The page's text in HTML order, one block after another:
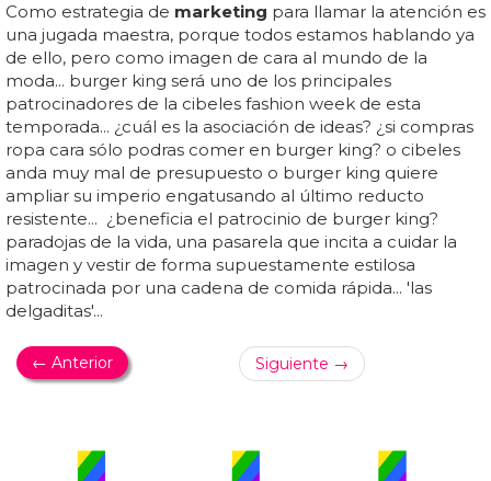
Como estrategia de marketing para llamar la atención es
una jugada maestra, porque todos estamos hablando ya
de ello, pero como imagen de cara al mundo de la
moda... burger king será uno de los principales
patrocinadores de la cibeles fashion week de esta
temporada... ¿cuál es la asociación de ideas? ¿si compras
ropa cara sólo podras comer en burger king? o cibeles
anda muy mal de presupuesto o burger king quiere
ampliar su imperio engatusando al último reducto
resistente... ¿beneficia el patrocinio de burger king?
paradojas de la vida, una pasarela que incita a cuidar la
imagen y vestir de forma supuestamente estilosa
patrocinada por una cadena de comida rápida... 'las
delgaditas'...
← Anterior Siguiente →